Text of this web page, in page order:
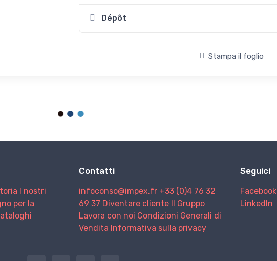
Dépôt
Stampa il foglio
I nostri
per la
Contatti
infoconso@impex.fr +33 (0)4 76 32
69 37 Diventare cliente Il Gruppo
Lavora con noi Condizioni Generali di
Vendita Informativa sulla privacy
Seguici
Facebook
LinkedIn